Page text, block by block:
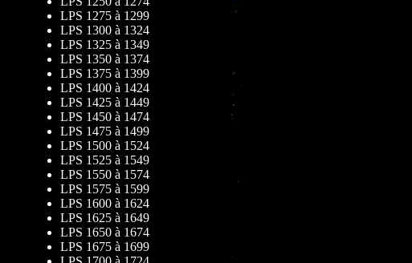
LPS 1275 à 1299
LPS 1300 à 1324
LPS 1325 à 1349
LPS 1350 à 1374
LPS 1375 à 1399
LPS 1400 à 1424
LPS 1425 à 1449
LPS 1450 à 1474
LPS 1475 à 1499
LPS 1500 à 1524
LPS 1525 à 1549
LPS 1550 à 1574
LPS 1575 à 1599
LPS 1600 à 1624
LPS 1625 à 1649
LPS 1650 à 1674
LPS 1675 à 1699